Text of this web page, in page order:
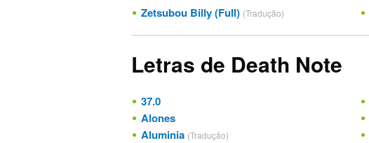
Zetsubou Billy (Full) (Tradução)
Letras de Death Note
37.0
Alones
Aluminia (Tradução)